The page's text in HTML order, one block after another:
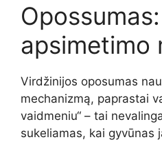
Opossumas:
apsimetimo
Virdžinijos oposumas
mechanizmą, paprastai
vaidmeniu“ – tai
sukeliamas, kai gyvūnas